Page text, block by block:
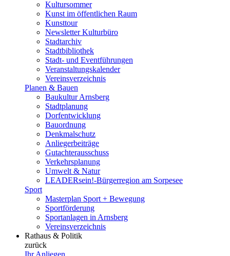
Kultursommer
Kunst im öffentlichen Raum
Kunsttour
Newsletter Kulturbüro
Stadtarchiv
Stadtbibliothek
Stadt- und Eventführungen
Veranstaltungskalender
Vereinsverzeichnis
Planen & Bauen
Baukultur Arnsberg
Stadtplanung
Dorfentwicklung
Bauordnung
Denkmalschutz
Anliegerbeiträge
Gutachterausschuss
Verkehrsplanung
Umwelt & Natur
LEADERsein!-Bürgerregion am Sorpesee
Sport
Masterplan Sport + Bewegung
Sportförderung
Sportanlagen in Arnsberg
Vereinsverzeichnis
Rathaus & Politik
zurück
Ihr Anliegen